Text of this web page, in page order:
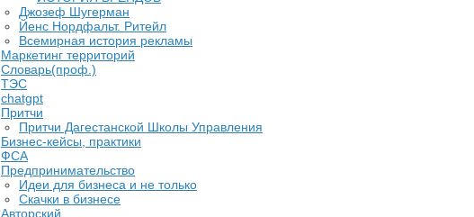
Джозеф Шугерман
​Йенс Нордфальт. Ритейл
Всемирная история рекламы
Маркетинг территорий
Словарь(проф.)
ТЭС
chatgpt
Притчи
Притчи Дагестанской Школы Управления
Бизнес-кейсы, практики
ФСА
Предпринимательство
Идеи для бизнеса и не только
Скачки в бизнесе
Авторский